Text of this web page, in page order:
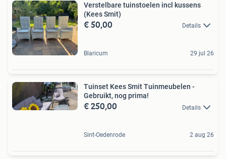
Verstelbare tuinstoelen incl kussens
(Kees Smit)
€ 50,00 Details
Blaricum 29 jul 26
Tuinset Kees Smit Tuinmeubelen -
Gebruikt, nog prima!
€ 250,00 Details
Sint-Oedenrode 2 aug 26